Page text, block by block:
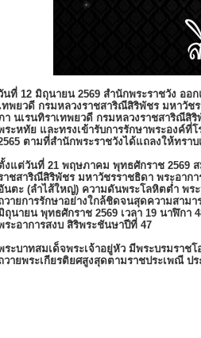
นที่ 12 มิถุนายน 2569 สำนักพระราชวัง ออ
ทพยวดี กรมหลวงราชสาริณีสิริพัชร มหาวัช
า นเรนทิราเทพยวดี กรมหลวงราชสาริณีสิ
ระหทัย และทรงเข้ารับการรักษาพระองค์
ตามที่สำนักพระราชวังได้แถลงให้ทรา
งแต่วันที่ 21 พฤษภาคม พุทธศักราช 2569 ส
าชสาริณีสิริพัชร มหาวัชรราชธิดา พระอาก
นตะ (ลำไส้ใหญ่) ความดันพระโลหิตต่ำ พ
วายการรักษาอย่างใกล้ชิดจนสุดความสาม
ถุนายน พุทธศักราช 2569 เวลา 19 นาฬิก
ระอาการสงบ สิริพระชันษาปีที่ 47
ระบาทสมเด็จพระเจ้าอยู่หัว มีพระบรมราช
วายพระเกียรติยศสูงสุดตามราชประเพณี